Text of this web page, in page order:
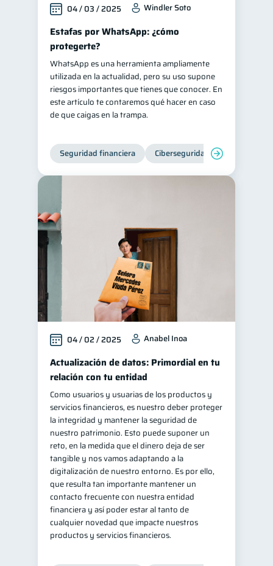
04 / 03 / 2025 Windler Soto
Estafas por WhatsApp: ¿cómo
protegerte?
WhatsApp es una herramienta ampliamente
utilizada en la actualidad, pero su uso supone
riesgos importantes que tienes que conocer. En
este artículo te contaremos qué hacer en caso
de que caigas en la trampa.
Seguridad financiera Ciberseguridad
04 / 02 / 2025 Anabel Inoa
Actualización de datos: Primordial en tu
relación con tu entidad
Como usuarios y usuarias de los productos y
servicios financieros, es nuestro deber proteger
la integridad y mantener la seguridad de
nuestro patrimonio. Esto puede suponer un
reto, en la medida que el dinero deja de ser
tangible y nos vamos adaptando a la
digitalización de nuestro entorno. Es por ello,
que resulta tan importante mantener un
contacto frecuente con nuestra entidad
financiera y así poder estar al tanto de
cualquier novedad que impacte nuestros
productos y servicios financieros.